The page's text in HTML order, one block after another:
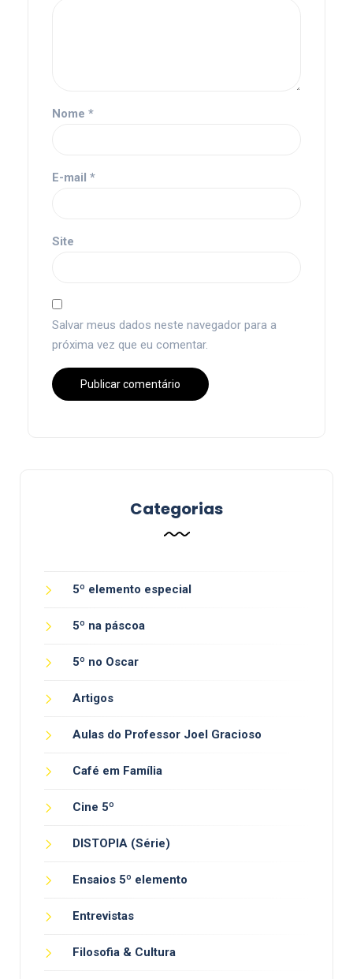
Nome *
E-mail *
Site
Salvar meus dados neste navegador para a
próxima vez que eu comentar.
Categorias
5º elemento especial
5º na páscoa
5º no Oscar
Artigos
Aulas do Professor Joel Gracioso
Café em Família
Cine 5º
DISTOPIA (Série)
Ensaios 5º elemento
Entrevistas
Filosofia & Cultura